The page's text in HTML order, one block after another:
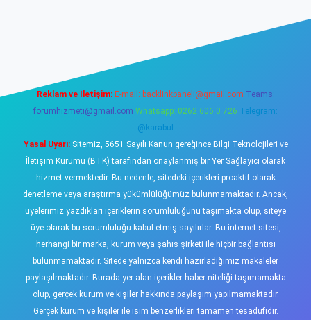
Reklam ve İletişim: E-mail: backlinkpaneli@gmail.com Teams:
forumhizmeti@gmail.com Whatsapp: 0262 606 0 726 Telegram:
@karabul
Yasal Uyarı:Sitemiz, 5651 Sayılı Kanun gereğince Bilgi Teknolojileri ve
İletişim Kurumu (BTK) tarafından onaylanmış bir Yer Sağlayıcı olarak
hizmet vermektedir. Bu nedenle, sitedeki içerikleri proaktif olarak
denetleme veya araştırma yükümlülüğümüz bulunmamaktadır. Ancak,
üyelerimiz yazdıkları içeriklerin sorumluluğunu taşımakta olup, siteye
üye olarak bu sorumluluğu kabul etmiş sayılırlar. Bu internet sitesi,
herhangi bir marka, kurum veya şahıs şirketi ile hiçbir bağlantısı
bulunmamaktadır. Sitede yalnızca kendi hazırladığımız makaleler
paylaşılmaktadır. Burada yer alan içerikler haber niteliği taşımamakta
olup, gerçek kurum ve kişiler hakkında paylaşım yapılmamaktadır.
Gerçek kurum ve kişiler ile isim benzerlikleri tamamen tesadüfidir.